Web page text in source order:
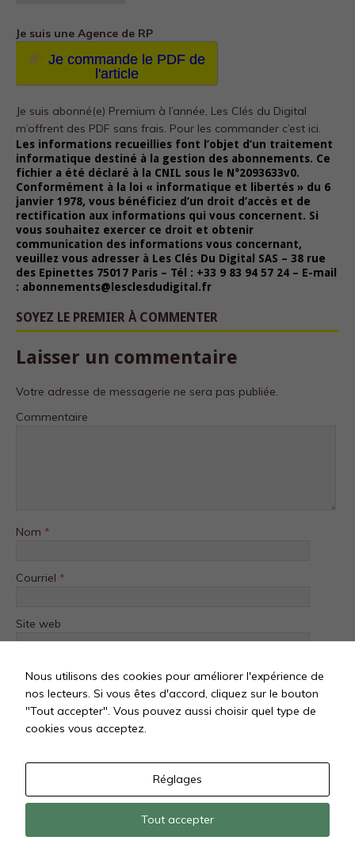
Je suis une Agence de RP
Je commande le PDF de
l'article
Je suis abonné(e) Premium à l’année, Les Clés du Digital
m’offrent des PDF sans frais. Pour les commander c’est ici.
Les informations recueillies font l’objet d’un traitement
informatique destiné à la gestion des abonnements. Ce
fichier a été déclaré à la CNIL sous le N°2093633v0.
Conformément à la loi « informatique et libertés » du 6
janvier 1978, vous bénéficiez d’un droit d’accès et de
rectification aux informations qui vous concernent. Si
vous souhaitez exercer ce droit et obtenir
communication des informations vous concernant,
veuillez vous adresser à Les Clés Du Digital SAS – 38 rue
des Epinettes 75017 Paris – Tél : +33 9 83 94 57 24 – E-mail
: abonnements@lesclesdudigital.fr
SOYEZ LE PREMIER À COMMENTER
Laisser un commentaire
Votre adresse de messagerie ne sera pas publiée.
Commentaire
Nom *
Courriel *
Site web
Nous utilisons des cookies pour améliorer l'expérience de
nos lecteurs. Si vous êtes d'accord, cliquez sur le bouton
"Tout accepter". Vous pouvez aussi choisir quel type de
cookies vous acceptez.
Réglages
Tout accepter